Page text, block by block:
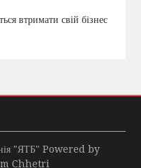
втримати свій бізнес
"ЯТБ" Powered by
Chhetri